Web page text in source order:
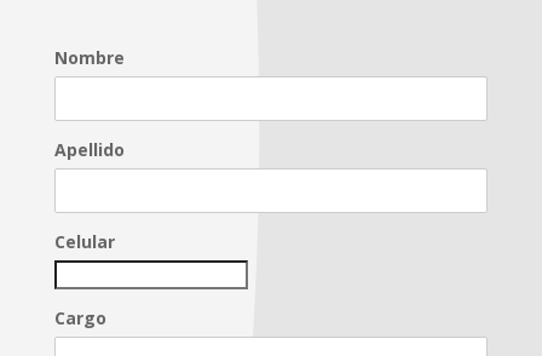
Nombre
Apellido
Celular
Cargo